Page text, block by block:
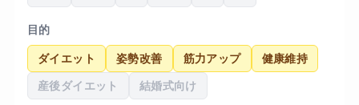
目的
ダイエット 姿勢改善 筋力アップ 健康維持
産後ダイエット 結婚式向け